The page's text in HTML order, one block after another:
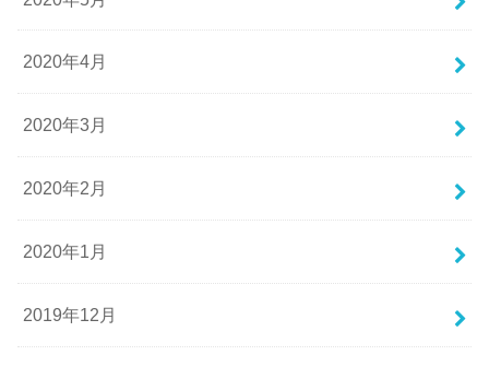
2020年4月
2020年3月
2020年2月
2020年1月
2019年12月